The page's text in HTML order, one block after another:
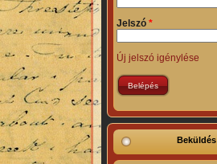
Jelszó *
Új jelszó igénylése
Beküldés